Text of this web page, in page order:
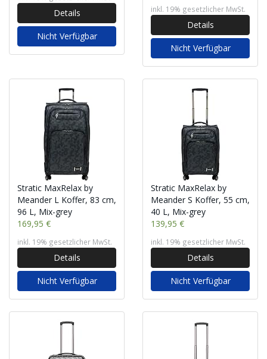
Details
Nicht Verfügbar
inkl. 19% gesetzlicher MwSt.
Details
Nicht Verfügbar
Stratic MaxRelax by
Meander L Koffer, 83 cm,
96 L, Mix-grey
169,95 €
inkl. 19% gesetzlicher MwSt.
Details
Nicht Verfügbar
Stratic MaxRelax by
Meander S Koffer, 55 cm,
40 L, Mix-grey
139,95 €
inkl. 19% gesetzlicher MwSt.
Details
Nicht Verfügbar